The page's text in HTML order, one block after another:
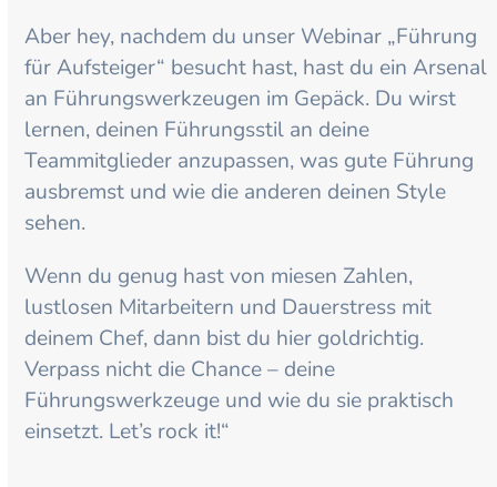
Aber hey, nachdem du unser Webinar „Führung
für Aufsteiger“ besucht hast, hast du ein Arsenal
an Führungswerkzeugen im Gepäck. Du wirst
lernen, deinen Führungsstil an deine
Teammitglieder anzupassen, was gute Führung
ausbremst und wie die anderen deinen Style
sehen.
Wenn du genug hast von miesen Zahlen,
lustlosen Mitarbeitern und Dauerstress mit
deinem Chef, dann bist du hier goldrichtig.
Verpass nicht die Chance – deine
Führungswerkzeuge und wie du sie praktisch
einsetzt. Let’s rock it!“